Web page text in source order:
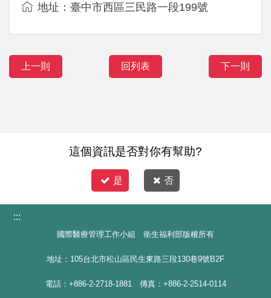
地址：臺中市西區三民路一段199號
上一則 回列表 下一則
這個資訊是否對你有幫助?
是 否
:::
國際醫療管理工作小組 衛生福利部版權所有
地址：105台北市松山區民生東路三段130巷9號B2F
電話：+886-2-2718-1881 傳真：+886-2-2514-0114